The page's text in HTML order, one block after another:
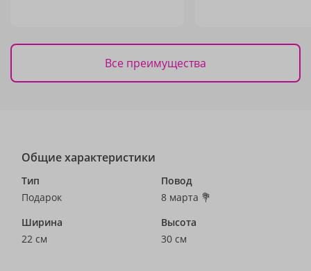
Все преимущества
Общие характеристики
Тип
Подарок
Повод
8 марта 💐
Ширина
22 см
Высота
30 см